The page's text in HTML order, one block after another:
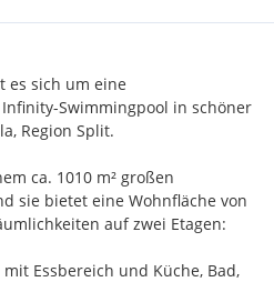
es sich um eine
Swimmingpool in schöner
Region Split.
ca. 1010 m² großen
sie bietet eine Wohnfläche von
auf zwei Etagen:
Essbereich und Küche, Bad,